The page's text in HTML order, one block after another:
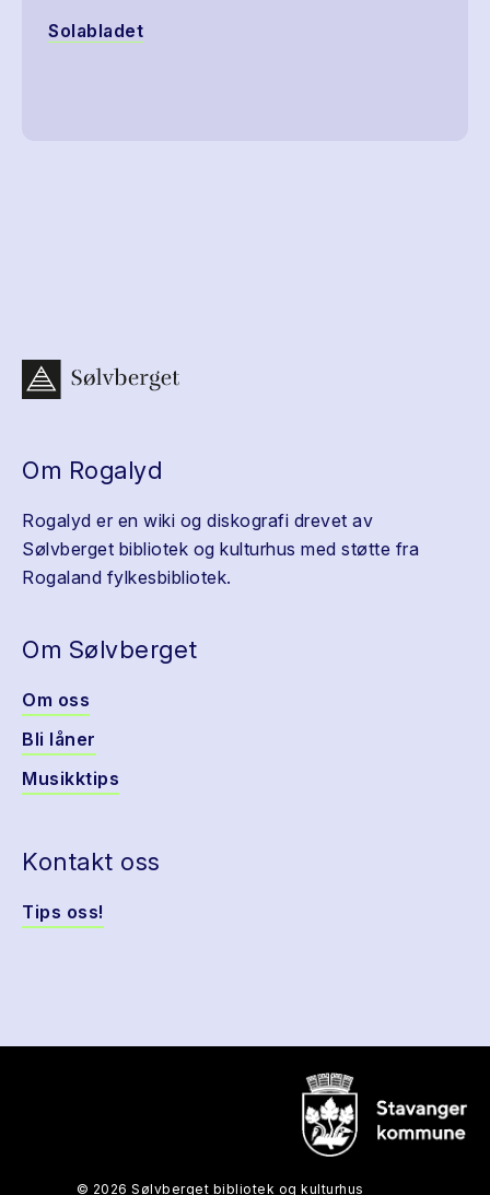
Solabladet
Om Rogalyd
Rogalyd er en wiki og diskografi drevet av
Sølvberget bibliotek og kulturhus med støtte fra
Rogaland fylkesbibliotek.
Om Sølvberget
Om oss
Bli låner
Musikktips
Kontakt oss
Tips oss!
© 2026 Sølvberget bibliotek og kulturhus